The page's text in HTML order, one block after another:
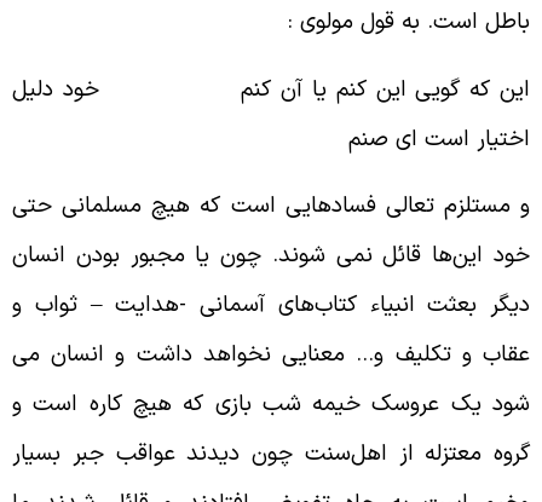
است. به قول مولوی :
که گویی این کنم یا آن کنم خود دلیل
است ای صنم
مستلزم تعالی فسادهایی است که هیچ مسلمانی حتی
این‌ها قائل نمی‌ شوند. چون یا مجبور بودن انسان
بعثت انبیاء کتاب‌های آسمانی -هدایت – ثواب و
و تکلیف و… معنایی نخواهد داشت و انسان می‌
یک عروسک خیمه شب بازی که هیچ کاره است و
معتزله از اهل‌سنت چون دیدند عواقب جبر بسیار